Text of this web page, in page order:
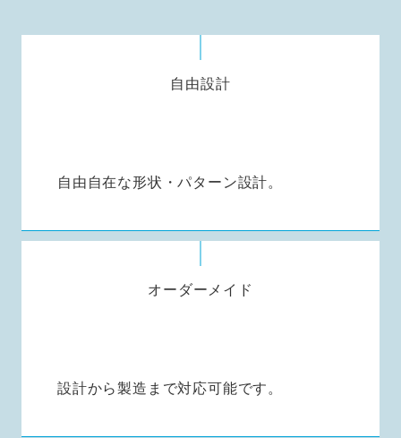
自由設計
自由自在な形状・パターン設計。
オーダーメイド
設計から製造まで対応可能です。